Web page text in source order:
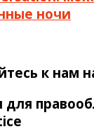
ночи
к нам